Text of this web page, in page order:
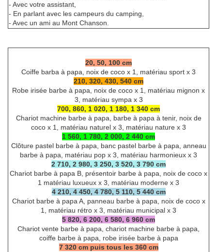
- Avec votre assistant,
- En parlant avec les campeurs du camping,
- Avec un ami au Mont Chanson.
20, 50, 100 cm
Coiffe barba à papa, noix de coco x 1, matériau sport x 3
210, 320, 430, 540 cm
Robe irisée barbe à papa, noix de coco x 1, matériau mignon x
3, matériau sympa x 3
700, 860, 1 020, 1 180, 1 340 cm
Chariot machine barbe à papa, barbe à papa à tenir, noix de
coco x 1, matériau naturel x 3, matériau nature x 3
1 560, 1 780, 2 000, 2 440 cm
Clôture pastel barbe à papa, banc pastel barbe à papa, anneau
barbe à papa, matériau pop x 3, matériau harmonieux x 3
2 710, 2 980, 3 250, 3 520, 3 790 cm
Chariot barbe à papa B, présentoir barbe à papa, noix de coco x
1 matériau luxueux x 3, matériau moderne x 3
4 210, 4 450, 4 780, 5 110, 5 440 cm
Chariot barbe à papa A, panneau barbe à papa, noix de coco x
1, matériau rétro x 3, matériau municipal x 3
5 820, 6 200, 6 580, 6 960 cm
Chariot vente barbe à papa, chariot machine barbe à papa,
coiffe barbe à papa, robe irisée barbe à papa
7 320 cm puis tous les 360 cm